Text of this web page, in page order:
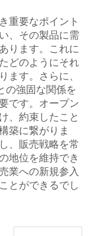
重要なポイント
、その製品に需
ります。これに
どのようにそれ
ます。さらに、
の強固な関係を
です。オープン
、約束したこと
築に繋がりま
、販売戦略を常
地位を維持でき
業への新規参入
とができるでし